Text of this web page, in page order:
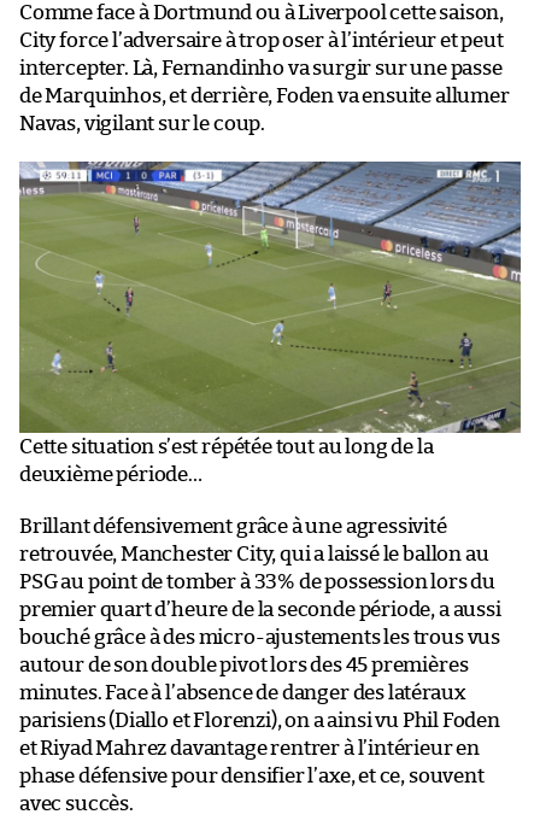
Comme face à Dortmund ou à Liverpool cette saison,
City force l’adversaire à trop oser à l’intérieur et peut
intercepter. Là, Fernandinho va surgir sur une passe
de Marquinhos, et derrière, Foden va ensuite allumer
Navas, vigilant sur le coup.
Cette situation s’est répétée tout au long de la
deuxième période…
Brillant défensivement grâce à une agressivité
retrouvée, Manchester City, qui a laissé le ballon au
PSG au point de tomber à 33% de possession lors du
premier quart d’heure de la seconde période, a aussi
bouché grâce à des micro-ajustements les trous vus
autour de son double pivot lors des 45 premières
minutes. Face à l’absence de danger des latéraux
parisiens (Diallo et Florenzi), on a ainsi vu Phil Foden
et Riyad Mahrez davantage rentrer à l’intérieur en
phase défensive pour densifier l’axe, et ce, souvent
avec succès.